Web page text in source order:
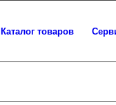
Каталог товаров